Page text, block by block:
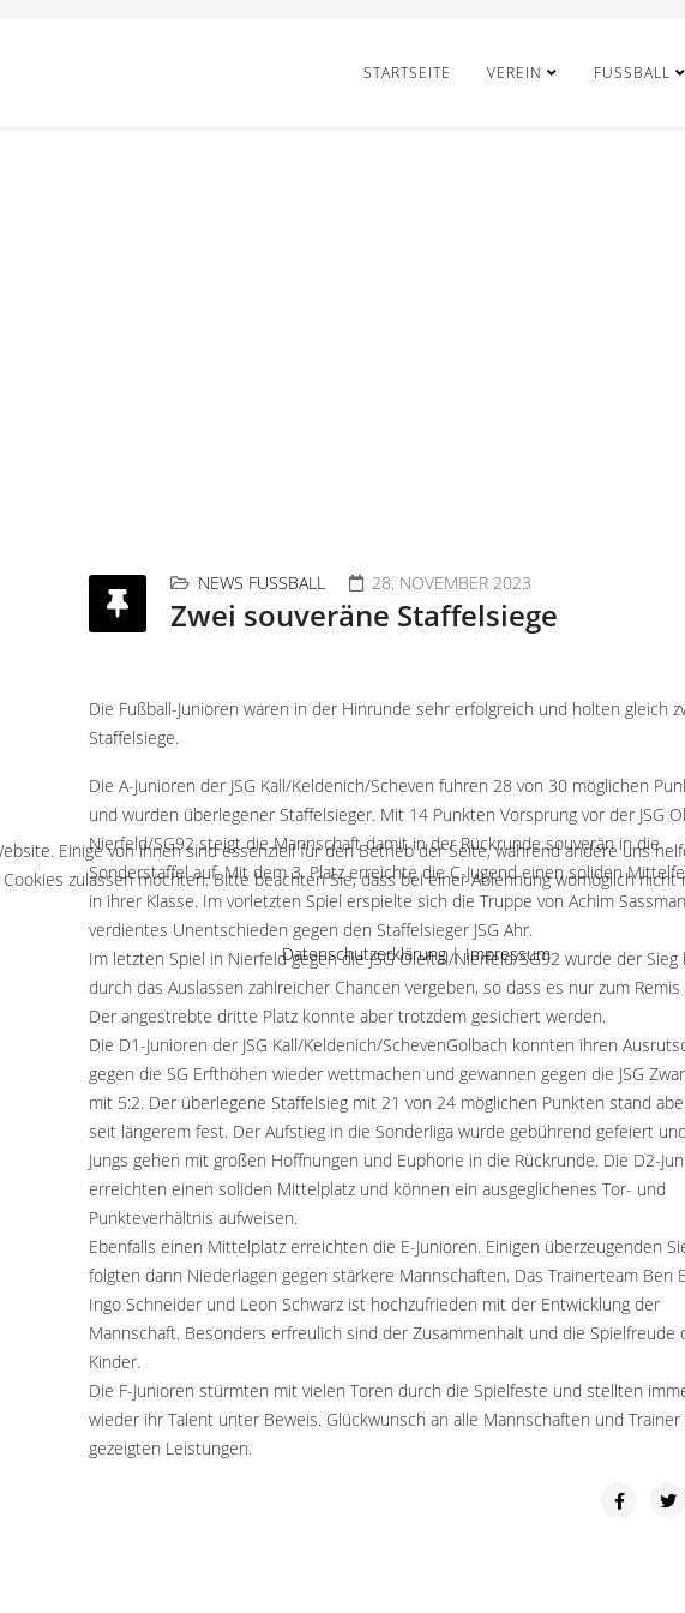
STARTSEITE VEREIN FUSSBALL
NEWS FUSSBALL 28. NOVEMBER 2023
Zwei souveräne Staffelsiege
Die Fußball-Junioren waren in der Hinrunde sehr erfolgreich und holten gleich
Staffelsiege.
Die A-Junioren der JSG Kall/Keldenich/Scheven fuhren 28 von 30 möglichen
und wurden überlegener Staffelsieger. Mit 14 Punkten Vorsprung vor der JSG
Nierfeld/​SG92 steigt die Mannschaft damit in der Rückrunde souverän in die
Sonderstaffel auf. Mit dem 3. Platz erreichte die C-Jugend einen soliden
in ihrer Klasse. Im vorletzten Spiel erspielte sich die Truppe von Achim
verdientes Unentschieden gegen den Staffelsieger JSG Ahr.
Im letzten Spiel in Nierfeld gegen die JSG Oleftal/​Nierfeld/​SG92 wurde der Sieg
durch das Auslassen zahlreicher Chancen vergeben, so dass es nur zum
Der angestrebte dritte Platz konnte aber trotzdem gesichert werden.
Die D1-Junioren der JSG Kall/Keldenich/SchevenGolbach konnten ihren
gegen die SG Erfthöhen wieder wettmachen und gewannen gegen die JSG
mit 5:2. Der überlegene Staffelsieg mit 21 von 24 möglichen Punkten stand
seit längerem fest. Der Aufstieg in die Sonderliga wurde gebührend gefeiert
Jungs gehen mit großen Hoffnungen und Euphorie in die Rückrunde. Die D2-
erreichten einen soliden Mittelplatz und können ein ausgeglichenes Tor- und
Punkteverhältnis aufweisen.
Ebenfalls einen Mittelplatz erreichten die E-Junioren. Einigen überzeugenden
folgten dann Niederlagen gegen stärkere Mannschaften. Das Trainerteam Ben
Ingo Schneider und Leon Schwarz ist hochzufrieden mit der Entwicklung der
Mannschaft. Besonders erfreulich sind der Zusammenhalt und die Spielfreude
Kinder.
Die F-Junioren stürmten mit vielen Toren durch die Spielfeste und stellten
wieder ihr Talent unter Beweis. Glückwunsch an alle Mannschaften und Trainer
gezeigten Leistungen.
Einige von ihnen sind essenziell für den Betrieb der Seite, während andere uns
zulassen möchten. Bitte beachten Sie, dass bei einer Ablehnung womöglich
Datenschutzerklärung|Impressum